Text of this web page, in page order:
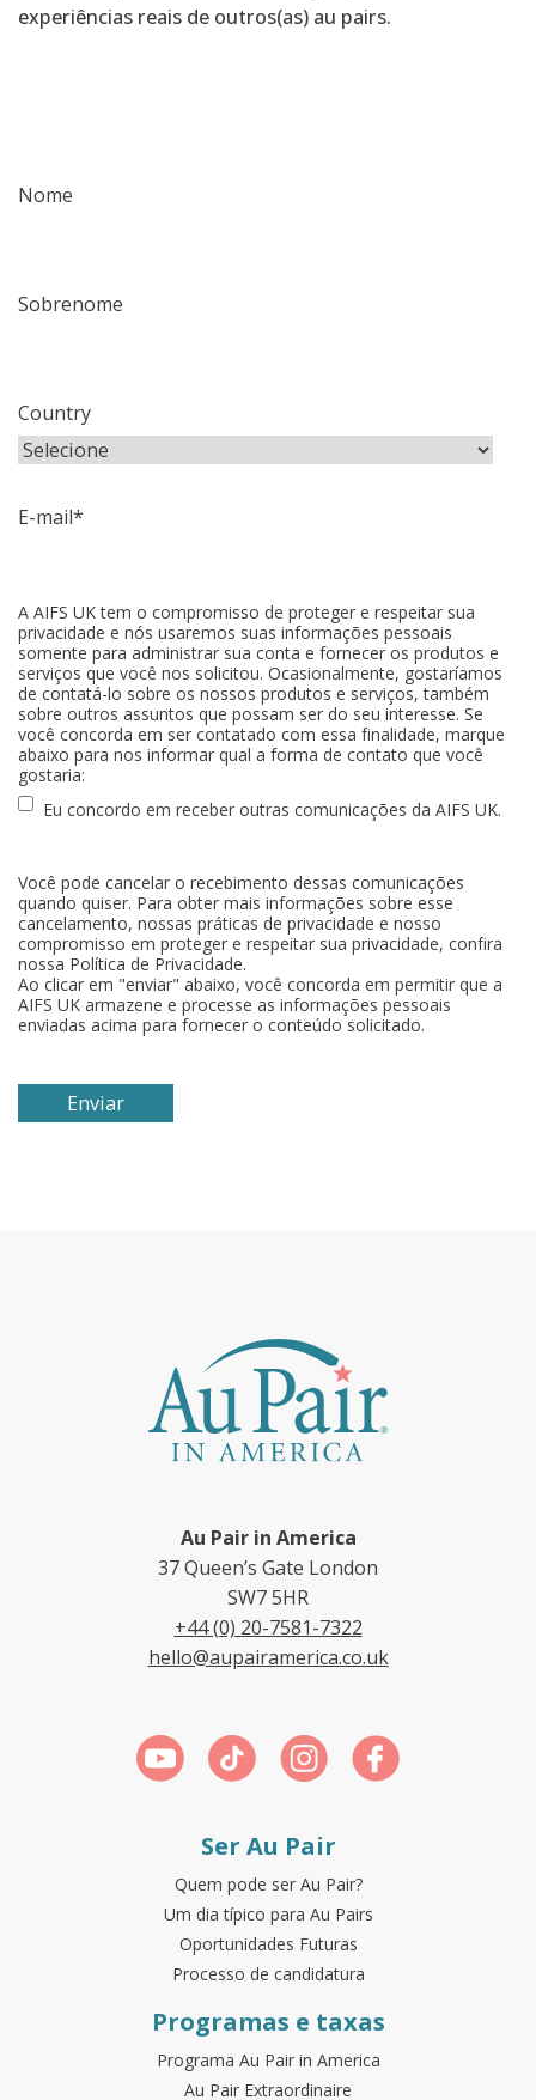
experiências reais de outros(as) au pairs.
Nome
Sobrenome
Country
E-mail*
A AIFS UK tem o compromisso de proteger e respeitar sua
privacidade e nós usaremos suas informações pessoais
somente para administrar sua conta e fornecer os produtos e
serviços que você nos solicitou. Ocasionalmente, gostaríamos
de contatá-lo sobre os nossos produtos e serviços, também
sobre outros assuntos que possam ser do seu interesse. Se
você concorda em ser contatado com essa finalidade, marque
abaixo para nos informar qual a forma de contato que você
gostaria:
Eu concordo em receber outras comunicações da AIFS UK.
Você pode cancelar o recebimento dessas comunicações
quando quiser. Para obter mais informações sobre esse
cancelamento, nossas práticas de privacidade e nosso
compromisso em proteger e respeitar sua privacidade, confira
nossa Política de Privacidade.
Ao clicar em "enviar" abaixo, você concorda em permitir que a
AIFS UK armazene e processe as informações pessoais
enviadas acima para fornecer o conteúdo solicitado.
Au Pair in America
37 Queen’s Gate London
SW7 5HR
+44 (0) 20-7581-7322
hello@aupairamerica.co.uk
Ser Au Pair
Quem pode ser Au Pair?
Um dia típico para Au Pairs
Oportunidades Futuras
Processo de candidatura
Programas e taxas
Programa Au Pair in America
Au Pair Extraordinaire